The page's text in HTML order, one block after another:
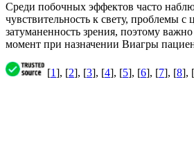
Среди побочных эффектов часто
чувствительность к свету, проблемы с
затуманенность зрения, поэтому
момент при назначении Виагры
[1], [2], [3], [4], [5], [6], [7], [8], [